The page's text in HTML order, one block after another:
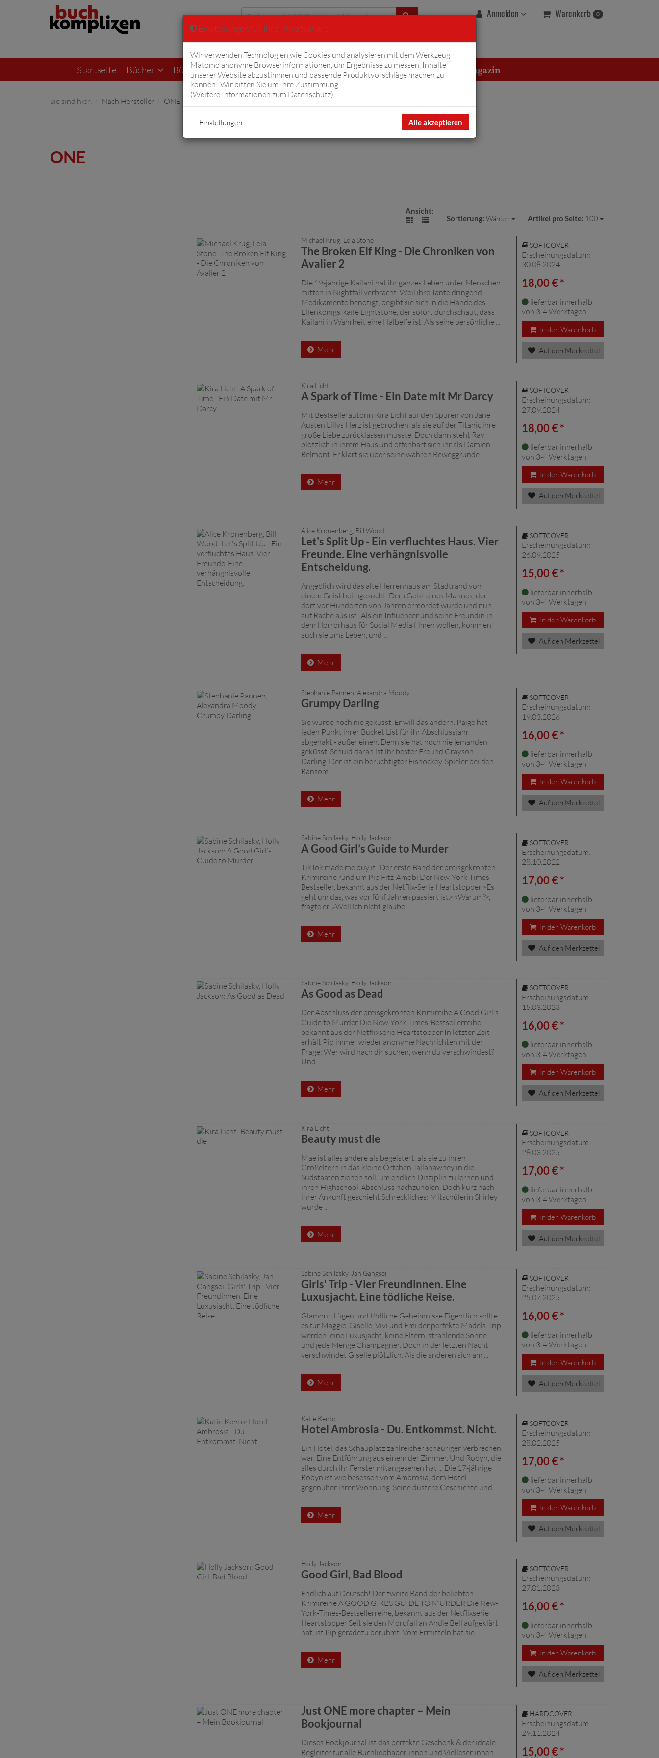
Anmelden Warenkorb 0
Erweiterte Suche
Startseite Bücher Bücher von Fiftyfifty Hörbücher Komplizen Overton Magazin
Sie sind hier: Nach Hersteller ONE
ONE
Ansicht:
Sortierung: Wählen Artikel pro Seite: 100
Michael Krug, Leia Stone
The Broken Elf King - Die Chroniken von
Avalier 2
Die 19-jährige Kailani hat ihr ganzes Leben unter Menschen
mitten in Nightfall verbracht. Weil ihre Tante dringend
Medikamente benötigt, begibt sie sich in die Hände des
Elfenkönigs Raife Lightstone, der sofort durchschaut, dass
Kailani in Wahrheit eine Halbelfe ist. Als seine persönliche ...
Mehr
SOFTCOVER
Erscheinungsdatum:
30.08.2024
18,00 € *
lieferbar innerhalb
von 3-4 Werktagen
In den Warenkorb
Auf den Merkzettel
Kira Licht
A Spark of Time - Ein Date mit Mr Darcy
Mit Bestsellerautorin Kira Licht auf den Spuren von Jane
Austen Lillys Herz ist gebrochen, als sie auf der Titanic ihre
große Liebe zurücklassen musste. Doch dann steht Ray
plötzlich in ihrem Haus und offenbart sich ihr als Damien
Belmont. Er klärt sie über seine wahren Beweggründe ...
Mehr
SOFTCOVER
Erscheinungsdatum:
27.09.2024
18,00 € *
lieferbar innerhalb
von 3-4 Werktagen
In den Warenkorb
Auf den Merkzettel
Alice Kronenberg, Bill Wood
Let's Split Up - Ein verfluchtes Haus. Vier
Freunde. Eine verhängnisvolle
Entscheidung.
Angeblich wird das alte Herrenhaus am Stadtrand von
einem Geist heimgesucht. Dem Geist eines Mannes, der
dort vor Hunderten von Jahren ermordet wurde und nun
auf Rache aus ist! Als ein Influencer und seine Freundin in
dem Horrorhaus für Social Media filmen wollen, kommen
auch sie ums Leben, und ...
Mehr
SOFTCOVER
Erscheinungsdatum:
26.09.2025
15,00 € *
lieferbar innerhalb
von 3-4 Werktagen
In den Warenkorb
Auf den Merkzettel
Stephanie Pannen, Alexandra Moody
Grumpy Darling
Sie wurde noch nie geküsst. Er will das ändern. Paige hat
jeden Punkt ihrer Bucket List für ihr Abschlussjahr
abgehakt - außer einen. Denn sie hat noch nie jemanden
geküsst. Schuld daran ist ihr bester Freund Grayson
Darling. Der ist ein berüchtigter Eishockey-Spieler bei den
Ransom ...
Mehr
SOFTCOVER
Erscheinungsdatum:
19.03.2026
16,00 € *
lieferbar innerhalb
von 3-4 Werktagen
In den Warenkorb
Auf den Merkzettel
Sabine Schilasky, Holly Jackson
A Good Girl’s Guide to Murder
TikTok made me buy it! Der erste Band der preisgekrönten
Krimireihe rund um Pip Fitz-Amobi Der New-York-Times-
Bestseller, bekannt aus der Netflix-Serie Heartstopper »Es
geht um das, was vor fünf Jahren passiert ist.« »Warum?«,
fragte er. »Weil ich nicht glaube, ...
Mehr
SOFTCOVER
Erscheinungsdatum:
28.10.2022
17,00 € *
lieferbar innerhalb
von 3-4 Werktagen
In den Warenkorb
Auf den Merkzettel
Sabine Schilasky, Holly Jackson
As Good as Dead
Der Abschluss der preisgekrönten Krimireihe A Good Girl's
Guide to Murder Die New-York-Times-Bestsellerreihe,
bekannt aus der Netflixserie Heartstopper In letzter Zeit
erhält Pip immer wieder anonyme Nachrichten mit der
Frage: Wer wird nach dir suchen, wenn du verschwindest?
Und ...
Mehr
SOFTCOVER
Erscheinungsdatum:
15.03.2023
16,00 € *
lieferbar innerhalb
von 3-4 Werktagen
In den Warenkorb
Auf den Merkzettel
Kira Licht
Beauty must die
Mae ist alles andere als begeistert, als sie zu ihren
Großeltern in das kleine Örtchen Tallahawney in die
Südstaaten ziehen soll, um endlich Disziplin zu lernen und
ihren Highschool-Abschluss nachzuholen. Doch kurz nach
ihrer Ankunft geschieht Schreckliches: Mitschülerin Shirley
wurde ...
Mehr
SOFTCOVER
Erscheinungsdatum:
28.03.2025
17,00 € *
lieferbar innerhalb
von 3-4 Werktagen
In den Warenkorb
Auf den Merkzettel
Sabine Schilasky, Jan Gangsei
Girls' Trip - Vier Freundinnen. Eine
Luxusjacht. Eine tödliche Reise.
Glamour, Lügen und tödliche Geheimnisse Eigentlich sollte
es für Maggie, Giselle, Vivi und Emi der perfekte Mädels-Trip
werden: eine Luxusjacht, keine Eltern, strahlende Sonne
und jede Menge Champagner. Doch in der letzten Nacht
verschwindet Giselle plötzlich. Als die anderen sich am ...
Mehr
SOFTCOVER
Erscheinungsdatum:
25.07.2025
16,00 € *
lieferbar innerhalb
von 3-4 Werktagen
In den Warenkorb
Auf den Merkzettel
Katie Kento
Hotel Ambrosia - Du. Entkommst. Nicht.
Ein Hotel, das Schauplatz zahlreicher schauriger Verbrechen
war. Eine Entführung aus einem der Zimmer. Und Robyn, die
alles durch ihr Fenster mitangesehen hat ... Die 17-jährige
Robyn ist wie besessen vom Ambrosia, dem Hotel
gegenüber ihrer Wohnung. Seine düstere Geschichte und ...
Mehr
SOFTCOVER
Erscheinungsdatum:
28.02.2025
17,00 € *
lieferbar innerhalb
von 3-4 Werktagen
In den Warenkorb
Auf den Merkzettel
Holly Jackson
Good Girl, Bad Blood
Endlich auf Deutsch! Der zweite Band der beliebten
Krimireihe A GOOD GIRL'S GUIDE TO MURDER Die New-
York-Times-Bestsellerreihe, bekannt aus der Netflixserie
Heartstopper Seit sie den Mordfall an Andie Bell aufgeklärt
hat, ist Pip geradezu berühmt. Vom Ermitteln hat sie ...
Mehr
SOFTCOVER
Erscheinungsdatum:
27.01.2023
16,00 € *
lieferbar innerhalb
von 3-4 Werktagen
In den Warenkorb
Auf den Merkzettel
Just ONE more chapter – Mein
Bookjournal
Dieses Bookjournal ist das perfekte Geschenk & der ideale
Begleiter für alle Buchliebhaber:innen und Vielleser:innen
HARDCOVER
Erscheinungsdatum:
29.11.2024
15,00 € *
Einstellungen für Ihre Privatsphäre
Wir verwenden Technologien wie Cookies und analysieren mit dem Werkzeug
Matomo anonyme Browserinformationen, um Ergebnisse zu messen, Inhalte
unserer Website abzustimmen und passende Produktvorschläge machen zu
können. Wir bitten Sie um Ihre Zustimmung.
(Weitere Informationen zum Datenschutz)
Alle akzeptieren
Einstellungen